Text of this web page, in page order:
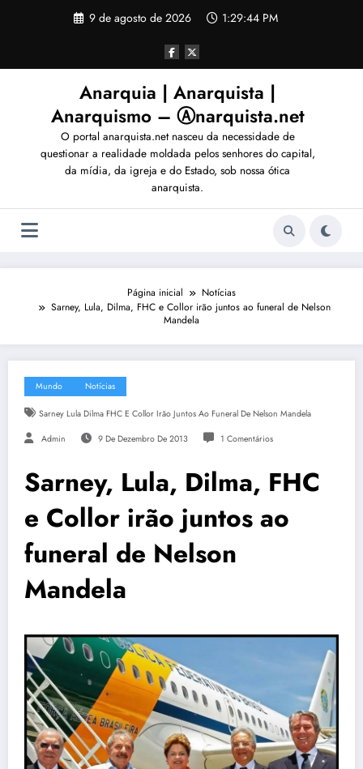
9 de agosto de 2026 1:29:45 PM
Anarquia | Anarquista |
Anarquismo – Ⓐnarquista.net
O portal anarquista.net nasceu da necessidade de
questionar a realidade moldada pelos senhores do capital,
da mídia, da igreja e do Estado, sob nossa ótica
anarquista.
Página inicial
Notícias
Sarney, Lula, Dilma, FHC e Collor irão juntos ao funeral de Nelson
Mandela
Mundo Notícias
Sarney Lula Dilma FHC E Collor Irão Juntos Ao Funeral De Nelson Mandela
Admin 9 De Dezembro De 2013 1 Comentários
Sarney, Lula, Dilma, FHC
e Collor irão juntos ao
funeral de Nelson
Mandela